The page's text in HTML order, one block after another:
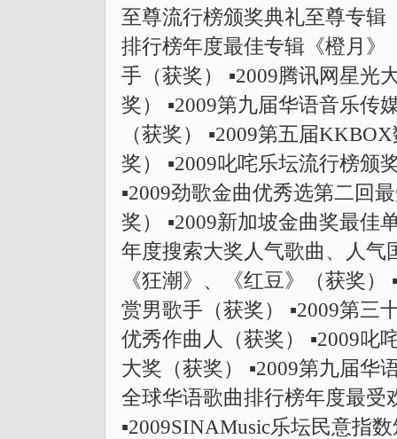
至尊流行榜颁奖典礼至尊专辑
排行榜年度最佳专辑《橙月》
手（获奖） ▪2009腾讯网星光
奖） ▪2009第九届华语音乐传
（获奖） ▪2009第五届
奖） ▪2009叱咤乐坛流行榜颁
▪2009劲歌金曲优秀选第二回
奖） ▪2009新加坡金曲奖最佳
年度搜索大奖人气歌曲、人气
《狂潮》、《红豆》（获奖
赏男歌手（获奖） ▪2009第三
优秀作曲人（获奖） ▪2009叱
大奖（获奖） ▪2009第九届华
全球华语歌曲排行榜年度最受
▪2009SINAMusic乐坛民意指